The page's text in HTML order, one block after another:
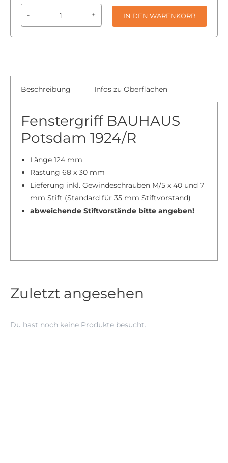
- + IN DEN WARENKORB
Beschreibung Infos zu Oberflächen
Fenstergriff BAUHAUS
Potsdam 1924/R
Länge 124 mm
Rastung 68 x 30 mm
Lieferung inkl. Gewindeschrauben M/5 x 40 und 7
mm Stift (Standard für 35 mm Stiftvorstand)
abweichende Stiftvorstände bitte angeben!
Zuletzt angesehen
Du hast noch keine Produkte besucht.